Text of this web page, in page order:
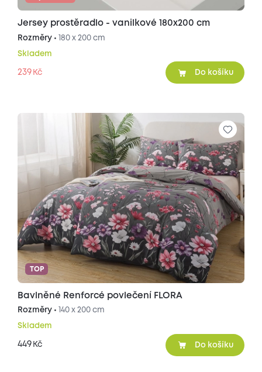
Jersey prostěradlo - vanilkové 180x200 cm
Rozměry • 180 x 200 cm
Skladem
239 Kč Do košíku
TOP
Bavlněné Renforcé povlečení FLORA
Rozměry • 140 x 200 cm
Skladem
449 Kč Do košíku